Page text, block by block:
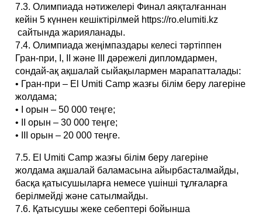
7.3. Олимпиада нәтижелері Финал аяқталғаннан
кейін 5 күннен кешіктірілмей https://ro.elumiti.kz
сайтында жарияланады.
7.4. Олимпиада жеңімпаздары келесі тәртіппен
Гран-при, I, II және III дәрежелі дипломдармен,
сондай-ақ ақшалай сыйақылармен марапатталады:
• Гран-при – El Umiti Camp жазғы білім беру лагеріне
жолдама;
• I орын – 50 000 теңге;
• II орын – 30 000 теңге;
• III орын – 20 000 теңге.
7.5. El Umiti Camp жазғы білім беру лагеріне
жолдама ақшалай баламасына айырбасталмайды,
басқа қатысушыларға немесе үшінші тұлғаларға
берілмейді және сатылмайды.
7.6. Қатысушы жеке себептері бойынша